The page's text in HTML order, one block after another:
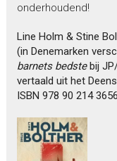
onderhoudend!
Line Holm & Stine
(in Denemarken
barnets bedstebij
vertaald uit het
ISBN 978 90 214